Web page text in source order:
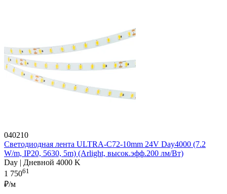
040210
Светодиодная лента ULTRA-C72-10mm 24V Day4000 (7.2
W/m, IP20, 5630, 5m) (Arlight, высок.эфф.200 лм/Вт)
Day | Дневной 4000 K
1 75061
₽/м